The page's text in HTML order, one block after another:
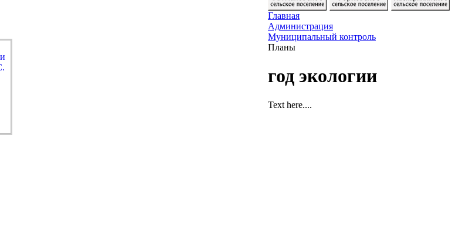
Главная
Администрация
Муниципальный контроль
Планы
год экологии
Text here....